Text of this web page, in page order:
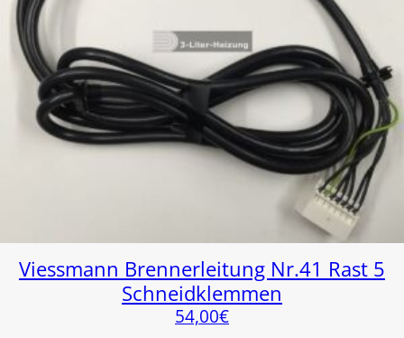
Viessmann Brennerleitung Nr.41 Rast 5
Schneidklemmen
54,00€